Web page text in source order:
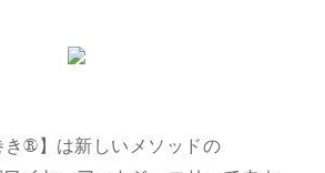
き®】は新しいメソッドの